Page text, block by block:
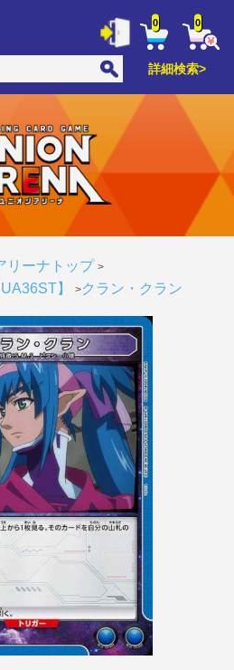
0 0
詳細検索>
リーナトップ
】
クラン・クラン